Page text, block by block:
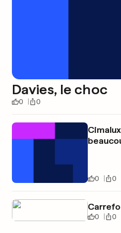
Davies, le choc
0 0
0 0
0 0